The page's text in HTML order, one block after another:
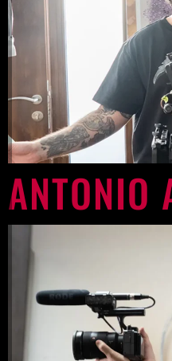
ANTONIO